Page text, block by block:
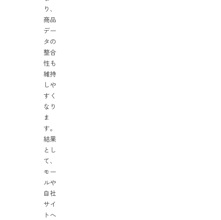
り、
商品
デー
タの
整合
性も
維持
しや
すく
なり
ま
す。
結果
とし
て、
モー
ルや
自社
サイ
トへ